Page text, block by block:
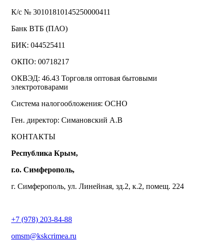
К/с № 30101810145250000411
Банк ВТБ (ПАО)
БИК: 044525411
ОКПО: 00718217
ОКВЭД: 46.43 Торговля оптовая бытовыми
электротоварами
Система налогообложения: ОСНО
Ген. директор: Симановский А.В
КОНТАКТЫ
Республика Крым,
г.о. Симферополь,
г. Симферополь, ул. Линейная, зд.2, к.2, помещ. 224
+7 (978) 203-84-88
omsm@kskcrimea.ru